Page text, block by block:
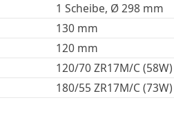
1 Scheibe, Ø 298 mm
130 mm
120 mm
120/70 ZR17M/C (58W)
180/55 ZR17M/C (73W)